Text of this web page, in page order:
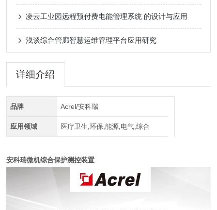
凌云工业园远程预付费电能管理系统 的设计与应用
浅谈综合管廊智慧运维管理平台应用研究
详细介绍
品牌 Acrel/安科瑞
应用领域 医疗卫生,环保,能源,电气,综合
安科瑞微机综合保护测控装置